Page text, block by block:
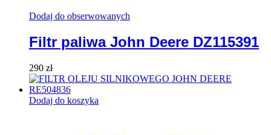
Dodaj do obserwowanych
Filtr paliwa John Deere DZ115391
290 zł
Dodaj do koszyka